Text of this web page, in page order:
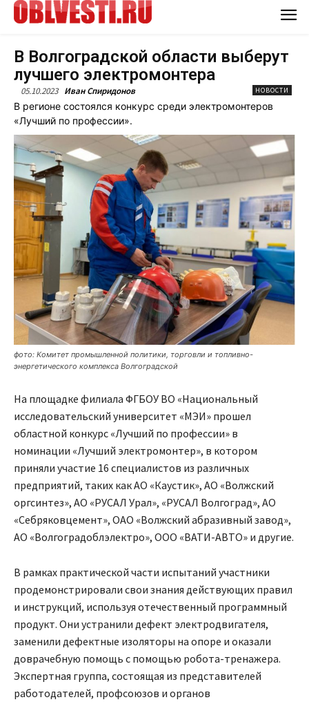
В Волгоградской области выберут
лучшего электромонтера
05.10.2023 Иван Спиридонов НОВОСТИ
В регионе состоялся конкурс среди электромонтеров
«Лучший по профессии».
фото: Комитет промышленной политики, торговли и топливно-
энергетического комплекса Волгоградской
На площадке филиала ФГБОУ ВО «Национальный
исследовательский университет «МЭИ» прошел
областной конкурс «Лучший по профессии» в
номинации «Лучший электромонтер», в котором
приняли участие 16 специалистов из различных
предприятий, таких как АО «Каустик», АО «Волжский
оргсинтез», АО «РУСАЛ Урал», «РУСАЛ Волгоград», АО
«Себряковцемент», ОАО «Волжский абразивный завод»,
АО «Волгоградоблэлектро», ООО «ВАТИ-АВТО» и другие.
В рамках практической части испытаний участники
продемонстрировали свои знания действующих правил
и инструкций, используя отечественный программный
продукт. Они устранили дефект электродвигателя,
заменили дефектные изоляторы на опоре и оказали
доврачебную помощь с помощью робота-тренажера.
Экспертная группа, состоящая из представителей
работодателей, профсоюзов и органов